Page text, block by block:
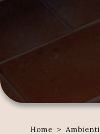
Home > Ambienti